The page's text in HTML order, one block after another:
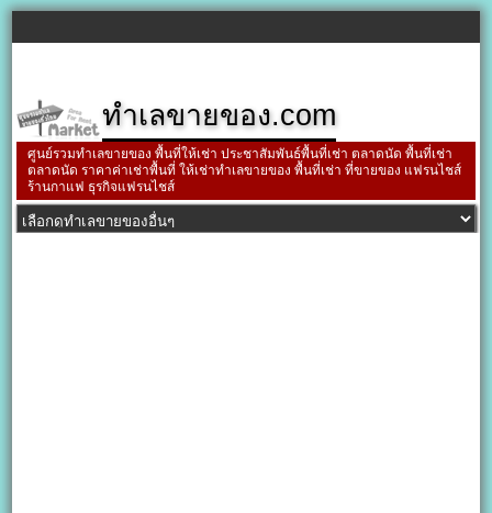
ทำเลขายของ.com
ศูนย์รวมทำเลขายของ พื้นที่ให้เช่า ประชาสัมพันธ์พื้นที่เช่า ตลาดนัด พื้นที่เช่า
ตลาดนัด ราคาค่าเช่าพื้นที่ ให้เช่าทำเลขายของ พื้นที่เช่า ที่ขายของ แฟรนไชส์
ร้านกาแฟ ธุรกิจแฟรนไชส์